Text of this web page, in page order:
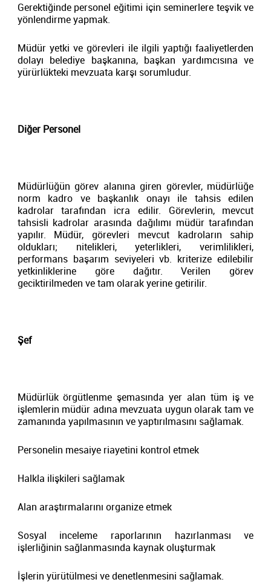
Gerektiğinde personel eğitimi için seminerlere teşvik ve
yönlendirme yapmak.
Müdür yetki ve görevleri ile ilgili yaptığı faaliyetlerden
dolayı belediye başkanına, başkan yardımcısına ve
yürürlükteki mevzuata karşı sorumludur.
Diğer Personel
Müdürlüğün görev alanına giren görevler, müdürlüğe
norm kadro ve başkanlık onayı ile tahsis edilen
kadrolar tarafından icra edilir. Görevlerin, mevcut
tahsisli kadrolar arasında dağılımı müdür tarafından
yapılır. Müdür, görevleri mevcut kadroların sahip
oldukları; nitelikleri, yeterlikleri, verimlilikleri,
performans başarım seviyeleri vb. kriterize edilebilir
yetkinliklerine göre dağıtır. Verilen görev
geciktirilmeden ve tam olarak yerine getirilir.
Şef
Müdürlük örgütlenme şemasında yer alan tüm iş ve
işlemlerin müdür adına mevzuata uygun olarak tam ve
zamanında yapılmasının ve yaptırılmasını sağlamak.
Personelin mesaiye riayetini kontrol etmek
Halkla ilişkileri sağlamak
Alan araştırmalarını organize etmek
Sosyal inceleme raporlarının hazırlanması ve
işlerliğinin sağlanmasında kaynak oluşturmak
İşlerin yürütülmesi ve denetlenmesini sağlamak.